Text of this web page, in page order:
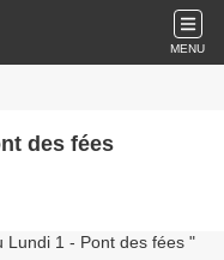
MENU
des fées